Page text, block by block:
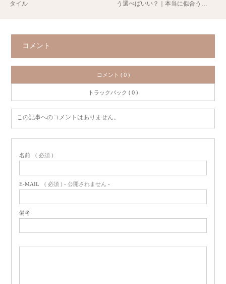
タイル
う選べばいい？｜本当に似合う…
コメント
コメント ( 0 )
トラックバック ( 0 )
この記事へのコメントはありません。
名前 ( 必須 )
E-MAIL ( 必須 ) - 公開されません -
備考